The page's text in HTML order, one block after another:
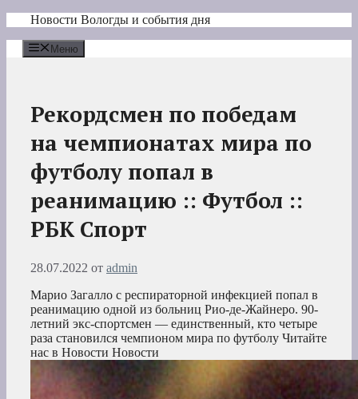
Перейти
содержимому
Новости Вологды и события дня
Меню
Рекордсмен по победам
на чемпионатах мира по
футболу попал в
реанимацию :: Футбол ::
РБК Спорт
28.07.2022 от admin
Марио Загалло с респираторной инфекцией попал в
реанимацию одной из больниц Рио-де-Жайнеро. 90-
летний экс-спортсмен — единственный, кто четыре
раза становился чемпионом мира по футболу Читайте
нас в Новости Новости